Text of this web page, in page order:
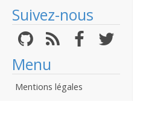
Suivez-nous
Menu
Mentions légales